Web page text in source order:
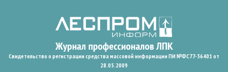
Свидетельство о регистрации средства массовой информации ПИ №ФС77-36401 от
28.05.2009